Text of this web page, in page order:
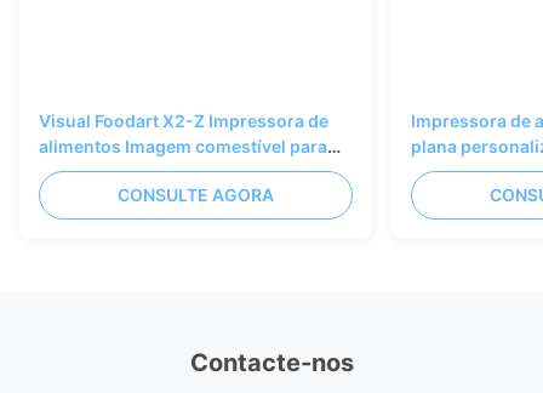
Visual Foodart X2-Z Impressora de
alimentos Imagem comestível para
padarias
CONSULTE AGORA
Impressora de
plana
comestível
Contacte-nos